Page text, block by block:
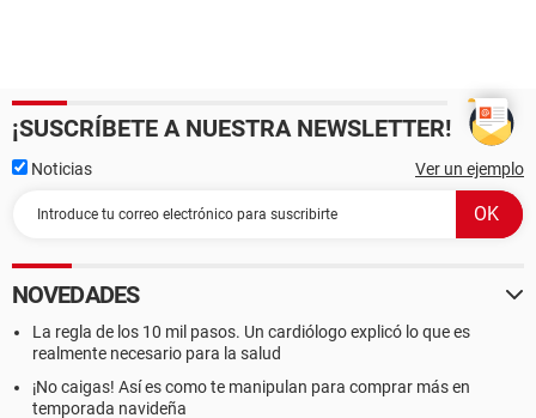
¡SUSCRÍBETE A NUESTRA NEWSLETTER!
Noticias Ver un ejemplo
NOVEDADES
La regla de los 10 mil pasos. Un cardiólogo explicó lo que es
realmente necesario para la salud
¡No caigas! Así es como te manipulan para comprar más en
temporada navideña